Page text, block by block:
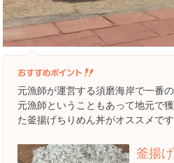
元漁師が運営する須磨海岸で一番
元漁師ということもあって地元で
た釜揚げちりめん丼がオススメです
釜揚